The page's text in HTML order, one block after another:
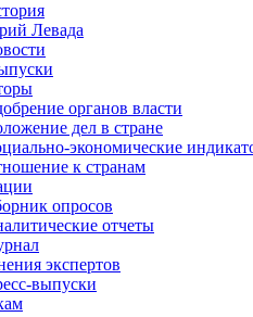
Левада
органов власти
дел в стране
экономические
к странам
опросов
отчеты
экспертов
выпуски